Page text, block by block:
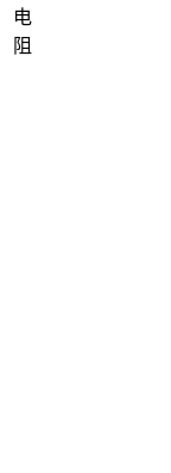
电
阻